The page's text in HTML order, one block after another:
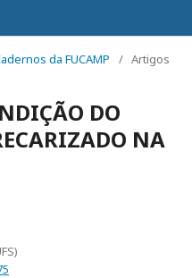
da FUCAMP / Artigos
DO
NA